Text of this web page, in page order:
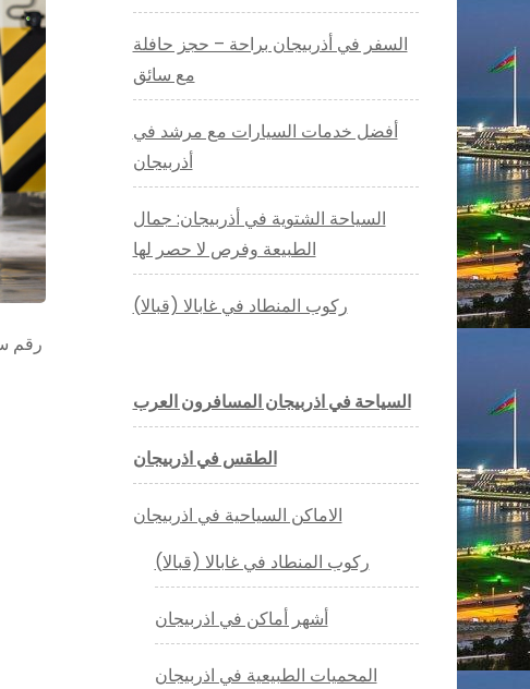
السفر في أذربيجان براحة – حجز حافلة
مع سائق
أفضل خدمات السيارات مع مرشد في
أذربيجان
السياحة الشتوية في أذربيجان: جمال
الطبيعة وفرص لا حصر لها
ركوب المنطاد في غابالا (قبالا)
السياحة في اذربيجان المسافرون العرب
الطقس في اذربيجان
الاماكن السياحية في اذربيجان
ركوب المنطاد في غابالا (قبالا)
أشهر أماكن في اذربيجان
المحميات الطبيعية في اذربيجان